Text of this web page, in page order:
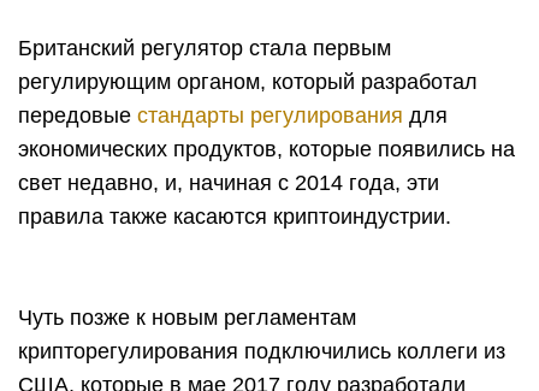
Британский регулятор стала первым
регулирующим органом, который разработал
передовые стандарты регулирования для
экономических продуктов, которые появились на
свет недавно, и, начиная с 2014 года, эти
правила также касаются криптоиндустрии.
Чуть позже к новым регламентам
крипторегулирования подключились коллеги из
США, которые в мае 2017 году разработали